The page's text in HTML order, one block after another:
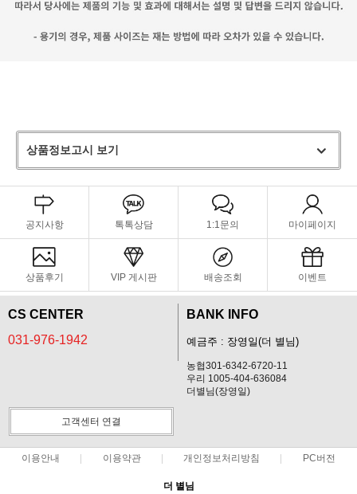
상품정보고시 보기
공지사항 톡톡상담 1:1문의 마이페이지
상품후기 VIP 게시판 배송조회 이벤트
CS CENTER
031-976-1942
BANK INFO
예금주 : 장영일(더 별님)
농협301-6342-6720-11
우리 1005-404-636084
더별님(장영일)
고객센터 연결
이용안내 이용약관 개인정보처리방침 PC버전
더 별님